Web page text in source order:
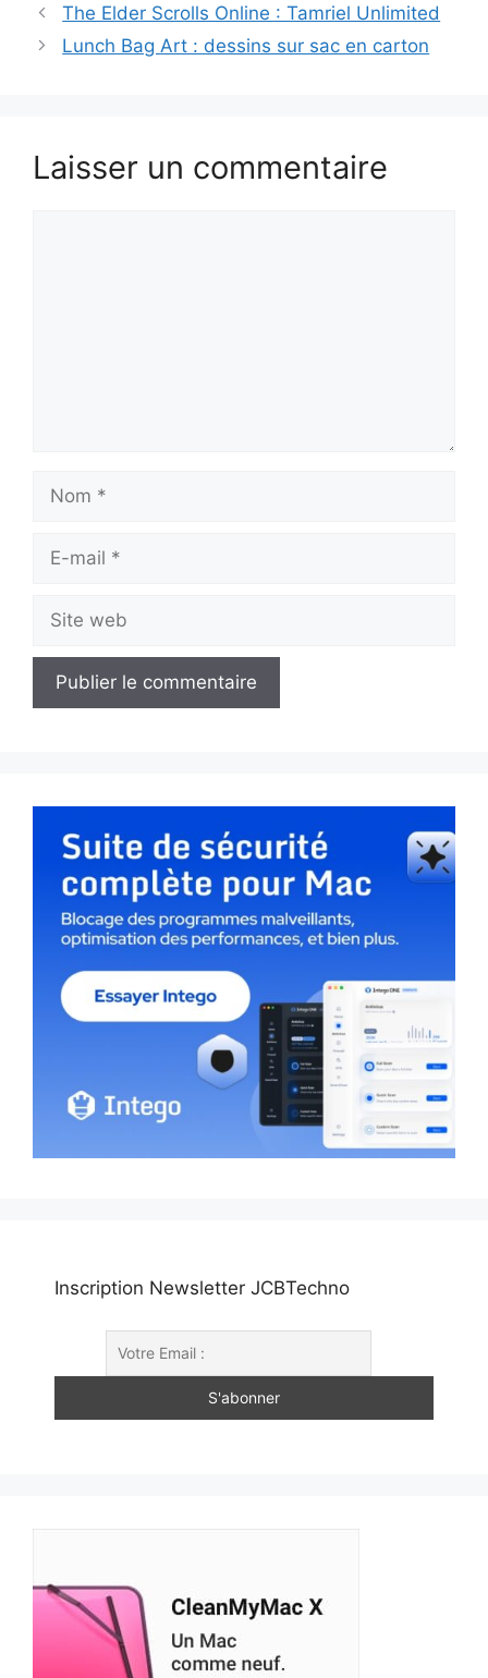
The Elder Scrolls Online : Tamriel Unlimited
Lunch Bag Art : dessins sur sac en carton
Laisser un commentaire
mail
web
Inscription Newsletter JCBTechno